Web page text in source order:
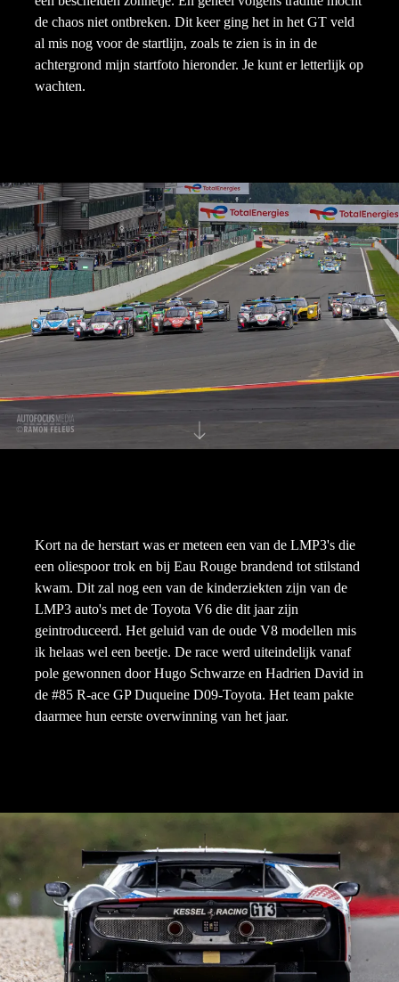
de chaos niet ontbreken. Dit keer ging het in het GT veld
al mis nog voor de startlijn, zoals te zien is in in de
achtergrond mijn startfoto hieronder. Je kunt er letterlijk op
wachten.
Kort na de herstart was er meteen een van de LMP3's die
een oliespoor trok en bij Eau Rouge brandend tot stilstand
kwam. Dit zal nog een van de kinderziekten zijn van de
LMP3 auto's met de Toyota V6 die dit jaar zijn
geintroduceerd. Het geluid van de oude V8 modellen mis
ik helaas wel een beetje. De race werd uiteindelijk vanaf
pole gewonnen door Hugo Schwarze en Hadrien David in
de #85 R-ace GP Duqueine D09-Toyota. Het team pakte
daarmee hun eerste overwinning van het jaar.